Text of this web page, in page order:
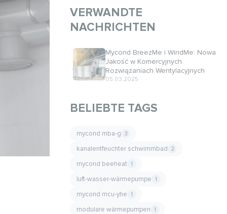
VERWANDTE
NACHRICHTEN
Mycond BreezMe i WindMe: Nowa
Jakość w Komercyjnych
Rozwiązaniach Wentylacyjnych
05.03.2025
BELIEBTE TAGS
mycond mba-g 3
kanalentfeuchter schwimmbad 2
mycond beeheat 1
luft-wasser-wärmepumpe 1
mycond mcu-yhe 1
modulare wärmepumpen 1